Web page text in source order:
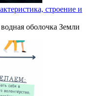
строение и
оболочка Земли